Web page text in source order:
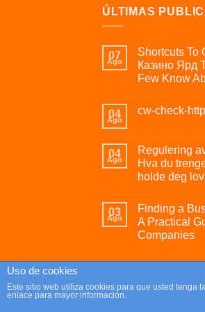
ÚLTIMAS
07
Ago
Shortcuts To
Казино Ярд
Few Know
04
Ago
cw-check-
04
Ago
Regulering
Hva du
holde deg
03
Ago
Finding a
A Practical
Companies
Copyright 2026 ©
Tienda de regalos
Uso de cookies
Este sitio web utiliza cookies para que usted
enlace para mayor información.